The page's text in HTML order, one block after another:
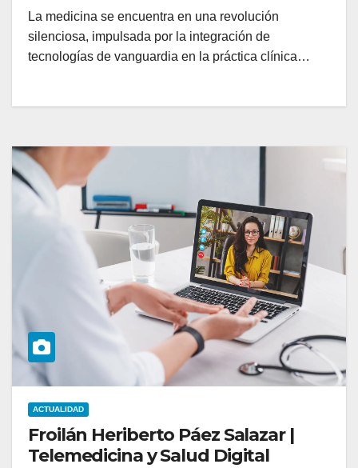
La medicina se encuentra en una revolución
silenciosa, impulsada por la integración de
tecnologías de vanguardia en la práctica clínica…
ACTUALIDAD
Froilán Heriberto Páez Salazar |
Telemedicina y Salud Digital